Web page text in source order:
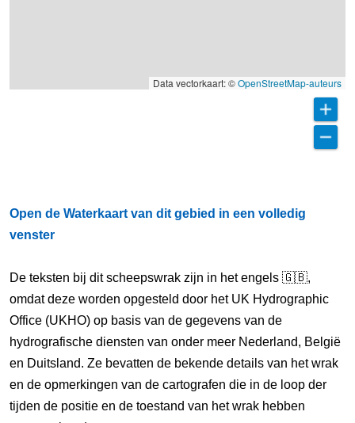
Data vectorkaart: ©OpenStreetMap-auteurs
Open de Waterkaart van dit gebied in een volledig
venster
De teksten bij dit scheepswrak zijn in het engels 🇬🇧,
omdat deze worden opgesteld door het UK Hydrographic
Office (UKHO) op basis van de gegevens van de
hydrografische diensten van onder meer Nederland, België
en Duitsland. Ze bevatten de bekende details van het wrak
en de opmerkingen van de cartografen die in de loop der
tijden de positie en de toestand van het wrak hebben